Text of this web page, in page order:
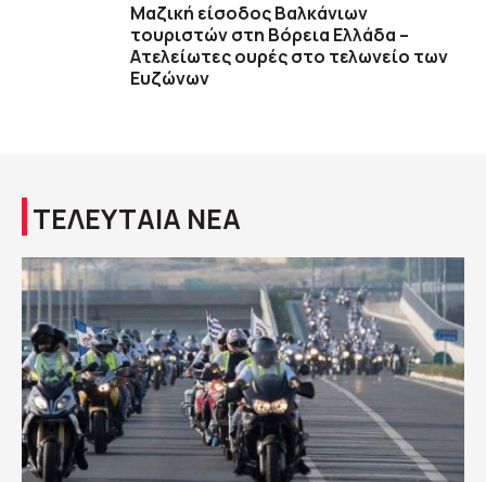
Μαζική είσοδος Βαλκάνιων
τουριστών στη Βόρεια Ελλάδα –
Ατελείωτες ουρές στο τελωνείο των
Ευζώνων
ΤΕΛΕΥΤΑΙΑ ΝΕΑ